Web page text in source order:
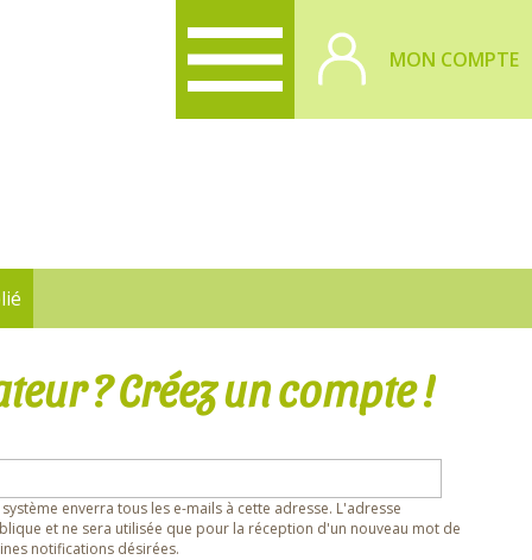
MON COMPTE
? Créez un compte !
enverra tous les e-mails à cette adresse. L'adresse
et ne sera utilisée que pour la réception d'un nouveau mot de
notifications désirées.